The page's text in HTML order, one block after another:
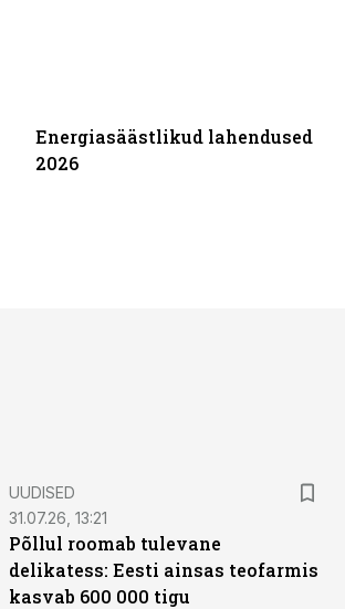
Energiasäästlikud lahendused
2026
UUDISED
31.07.26, 13:21
Põllul roomab tulevane
delikatess: Eesti ainsas teofarmis
kasvab 600 000 tigu